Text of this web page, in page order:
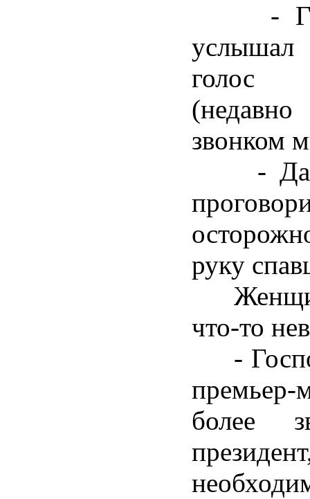
-
услышал
голос
звонком
- Да,
руку
что-то
-
более